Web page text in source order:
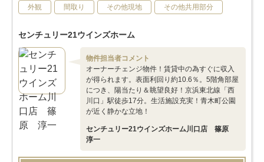
外観 間取り その他現地 その他共用部分
センチュリー21ウインズホーム
物件担当者コメント
オーナーチェンジ物件！賃貸中の為すぐに収入
が得られます。表面利回り約10.6％。5階角部屋
につき、陽当たり＆眺望良好！京浜東北線「西
川口」駅徒歩17分。生活施設充実！青木町公園
が近く静かな立地！
センチュリー21ウインズホーム川口店 篠原
淳一